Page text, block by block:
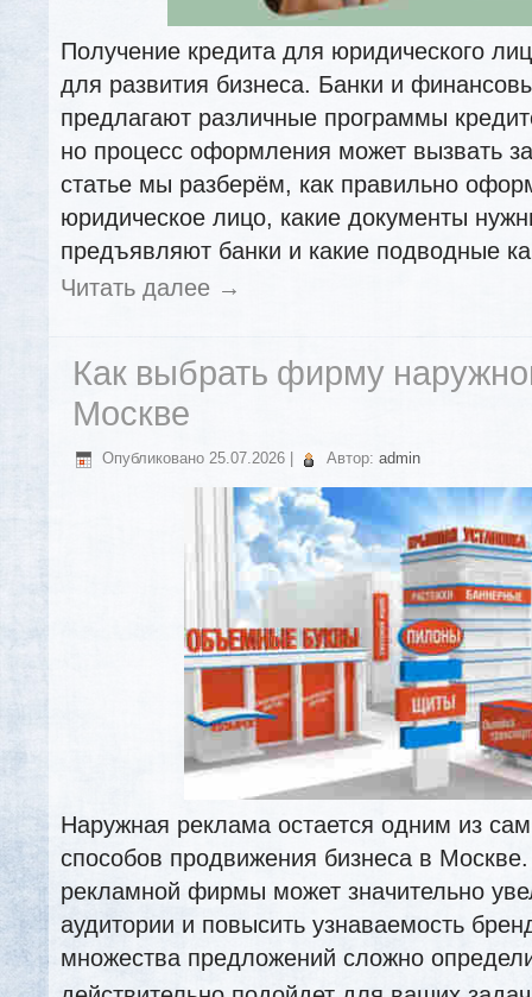
Получение кредита для юридического
для развития бизнеса. Банки и
предлагают различные программы
но процесс оформления может вызвать
статье мы разберём, как правильно
юридическое лицо, какие документы
предъявляют банки и какие подводные
Читать далее →
Как выбрать фирму
Москве
Опубликовано 25.07.2026 Автор: admin
Наружная реклама остается одним из
способов продвижения бизнеса в
рекламной фирмы может значительно
аудитории и повысить узнаваемость
множества предложений сложно